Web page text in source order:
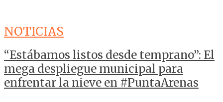
NOTICIAS
“Estábamos listos desde temprano”: El
mega despliegue municipal para
enfrentar la nieve en #PuntaArenas